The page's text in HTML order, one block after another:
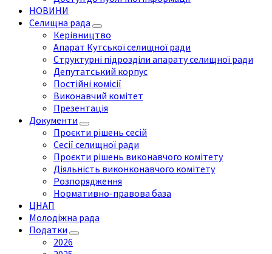
НОВИНИ
Селищна рада
Керівництво
Апарат Кутської селищної ради
Структурні підрозділи апарату селищної ради
Депутатський корпус
Постійні комісії
Виконавчий комітет
Презентація
Документи
Проєкти рішень сесій
Сесії селищної ради
Проєкти рішень виконавчого комітету
Діяльність виконконавчого комітету
Розпорядження
Нормативно-правова база
ЦНАП
Молодіжна рада
Податки
2026